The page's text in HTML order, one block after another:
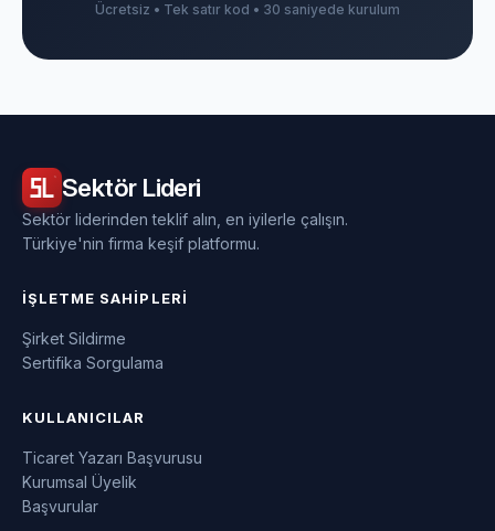
Ücretsiz • Tek satır kod • 30 saniyede kurulum
Sektör Lideri
Sektör liderinden teklif alın, en iyilerle çalışın.
Türkiye'nin firma keşif platformu.
İŞLETME SAHIPLERI
Şirket Sildirme
Sertifika Sorgulama
KULLANICILAR
Ticaret Yazarı Başvurusu
Kurumsal Üyelik
Başvurular